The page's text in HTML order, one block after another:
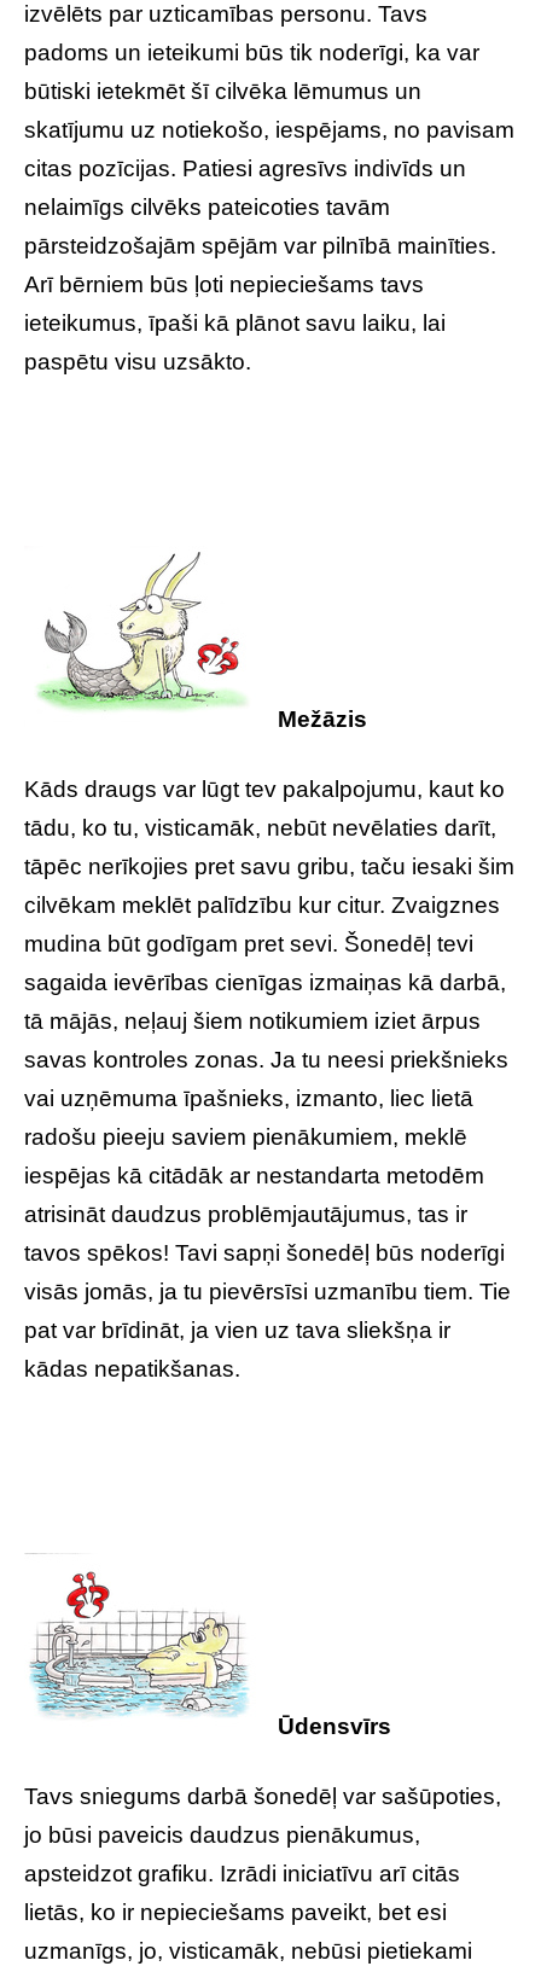
izvēlēts par uzticamības personu. Tavs
padoms un ieteikumi būs tik noderīgi, ka var
būtiski ietekmēt šī cilvēka lēmumus un
skatījumu uz notiekošo, iespējams, no pavisam
citas pozīcijas. Patiesi agresīvs indivīds un
nelaimīgs cilvēks pateicoties tavām
pārsteidzošajām spējām var pilnībā mainīties.
Arī bērniem būs ļoti nepieciešams tavs
ieteikumus, īpaši kā plānot savu laiku, lai
paspētu visu uzsākto.
Mežāzis
Kāds draugs var lūgt tev pakalpojumu, kaut ko
tādu, ko tu, visticamāk, nebūt nevēlaties darīt,
tāpēc nerīkojies pret savu gribu, taču iesaki šim
cilvēkam meklēt palīdzību kur citur. Zvaigznes
mudina būt godīgam pret sevi. Šonedēļ tevi
sagaida ievērības cienīgas izmaiņas kā darbā,
tā mājās, neļauj šiem notikumiem iziet ārpus
savas kontroles zonas. Ja tu neesi priekšnieks
vai uzņēmuma īpašnieks, izmanto, liec lietā
radošu pieeju saviem pienākumiem, meklē
iespējas kā citādāk ar nestandarta metodēm
atrisināt daudzus problēmjautājumus, tas ir
tavos spēkos! Tavi sapņi šonedēļ būs noderīgi
visās jomās, ja tu pievērsīsi uzmanību tiem. Tie
pat var brīdināt, ja vien uz tava sliekšņa ir
kādas nepatikšanas.
Ūdensvīrs
Tavs sniegums darbā šonedēļ var sašūpoties,
jo būsi paveicis daudzus pienākumus,
apsteidzot grafiku. Izrādi iniciatīvu arī citās
lietās, ko ir nepieciešams paveikt, bet esi
uzmanīgs, jo, visticamāk, nebūsi pietiekami